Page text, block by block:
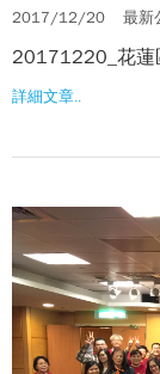
2017/12/20 最新
20171220_花蓮
詳細文章..